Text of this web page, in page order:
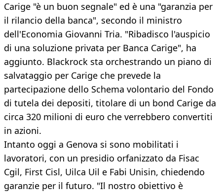
Carige "è un buon segnale" ed è una "garanzia per
il rilancio della banca", secondo il ministro
dell'Economia Giovanni Tria. "Ribadisco l'auspicio
di una soluzione privata per Banca Carige", ha
aggiunto. Blackrock sta orchestrando un piano di
salvataggio per Carige che prevede la
partecipazione dello Schema volontario del Fondo
di tutela dei depositi, titolare di un bond Carige da
circa 320 milioni di euro che verrebbero convertiti
in azioni.
Intanto oggi a Genova si sono mobilitati i
lavoratori, con un presidio orfanizzato da Fisac
Cgil, First Cisl, Uilca Uil e Fabi Unisin, chiedendo
garanzie per il futuro. "Il nostro obiettivo è